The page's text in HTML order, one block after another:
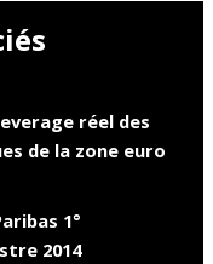
réel des
de la zone euro
1°
2014